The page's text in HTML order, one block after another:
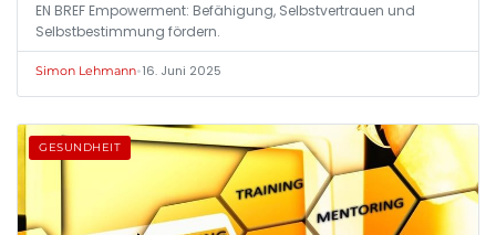
EN BREF Empowerment: Befähigung, Selbstvertrauen und
Selbstbestimmung fördern.
Simon Lehmann•16. Juni 2025
GESUNDHEIT